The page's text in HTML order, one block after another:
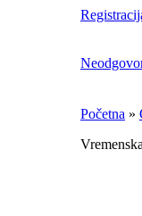
Početna »